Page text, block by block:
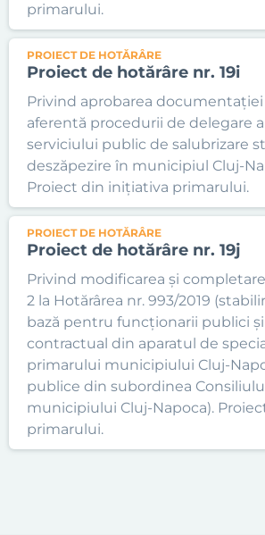
primarului.
PROIECT DE HOTĂRÂRE
Proiect de hotărâre nr. 19i
Privind aprobarea
aferentă procedurii de delegare
serviciului public de salubrizare
deszăpezire în municipiul Cluj-
Proiect din inițiativa primarului.
PROIECT DE HOTĂRÂRE
Proiect de hotărâre nr. 19j
Privind modificarea și
2 la Hotărârea nr. 993/2019
bază pentru funcționarii publici și
contractual din aparatul de
primarului municipiului Cluj-
publice din subordinea
municipiului Cluj-Napoca).
primarului.